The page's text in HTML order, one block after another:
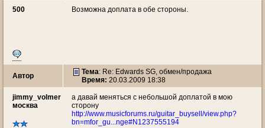
500 Возможна доплата в обе стороны.
Автор Тема: Re: Edwards SG, обмен/продажа
Время: 20.03.2009 18:38
jimmy_volmer
москва
а давай меняться с небольшой доплатой в мою
сторону
http://www.musicforums.ru/guitar_buysell/view.php?
bn=mfor_gu...nge#N1237555194